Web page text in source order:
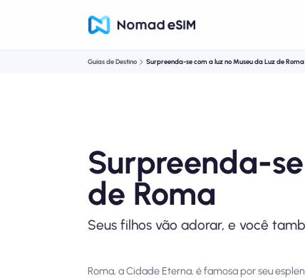
Guias de Destino Surpreenda-se com a luz no Museu da Luz de Roma
Surpreenda-
de Roma
Seus filhos vão adorar, e você
Roma, a Cidade Eterna, é famosa por seu